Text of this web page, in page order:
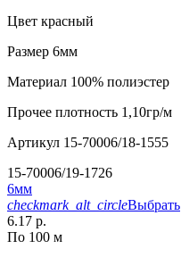
Цвет красный
Размер 6мм
Материал 100% полиэстер
Прочее плотность 1,10гр/м
Артикул 15-70006/18-1555
15-70006/19-1726
6мм
checkmark_alt_circleВыбрать
6.17 р.
По 100 м